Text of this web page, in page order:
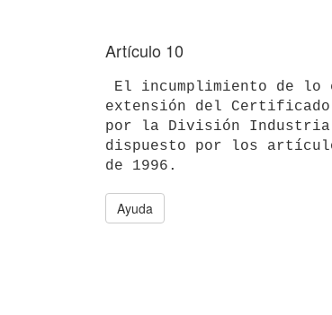
Artículo 10
extensión del
por la División
dispuesto por los
Ayuda